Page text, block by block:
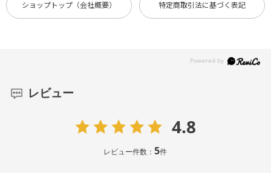
ショップトップ（会社概要） 特定商取引法に基づく表記
レビュー
4.8
レビュー件数：5件